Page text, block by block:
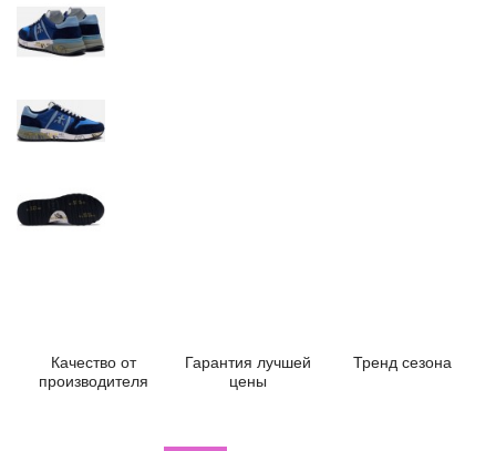
Качество от
производителя
Гарантия лучшей
цены
Тренд сезона